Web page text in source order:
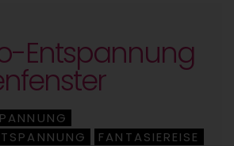
Entspannung
FANTASIEREISE